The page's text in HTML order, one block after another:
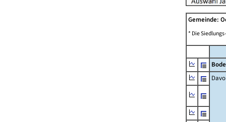
Gemeinde:
* Die